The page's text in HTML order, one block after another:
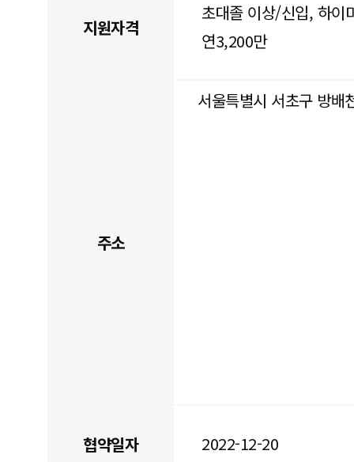
지원자격
초대졸 이상/신입, 하이
연3,200만
주소
서울특별시 서초구 방배
협약일자 2022-12-20